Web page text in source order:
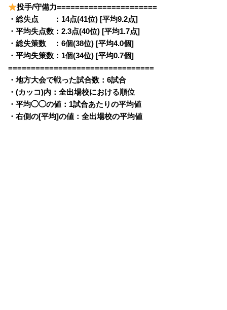
投手/守備力======================
・総失点 ：14点(41位) [平均9.2点]
・平均失点数：2.3点(40位) [平均1.7点]
・総失策数 ：6個(38位) [平均4.0個]
・平均失策数：1個(34位) [平均0.7個]
================================
・地方大会で戦った試合数：6試合
・(カッコ)内：全出場校における順位
・平均◯◯の値：1試合あたりの平均値
・右側の[平均]の値：全出場校の平均値